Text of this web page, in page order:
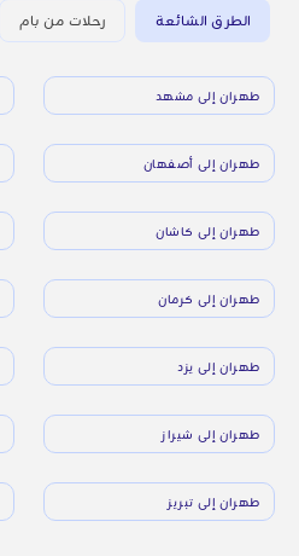
الطرق الشائعة رحلات من بام
طهران إلى مشهد
طهران إلى أصفهان
طهران إلى كاشان
طهران إلى كرمان
طهران إلى يزد
طهران إلى شيراز
طهران إلى تبريز